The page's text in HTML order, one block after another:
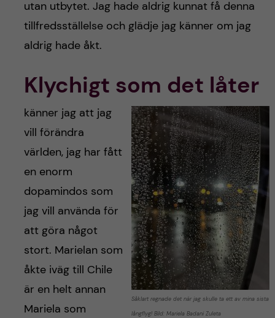
utan utbytet. Jag hade aldrig kunnat få denna
tillfredsställelse och glädje jag känner om jag
aldrig hade åkt.
Klychigt som det låter
Såklart regnade det när jag skulle ta ett av mina sista
långflyg! Bild: Mariela Badani Zuleta
känner jag att jag
vill förändra
världen, jag har fått
en enorm
dopamindos som
jag vill använda för
att göra något
stort. Marielan som
åkte iväg till Chile
är en helt annan
Mariela som